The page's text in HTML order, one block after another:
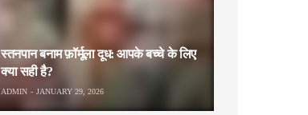
स्तनपान बनाम फ़ॉर्मूला दूध: आपके बच्चे के लिए
क्या सही है?
ADMIN JANUARY 29, 2026